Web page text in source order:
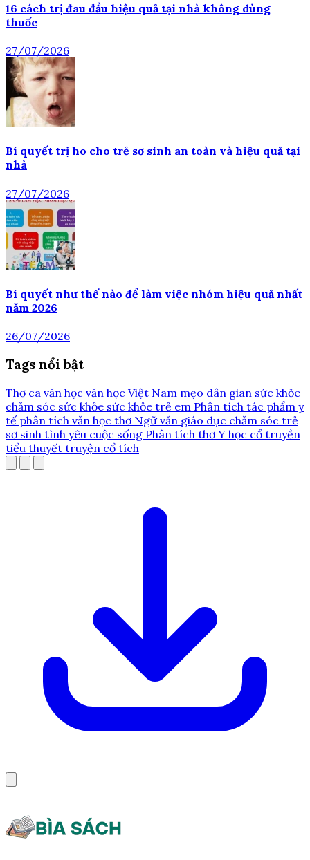
16 cách trị đau đầu hiệu quả tại nhà không dùng
thuốc
27/07/2026
Bí quyết trị ho cho trẻ sơ sinh an toàn và hiệu quả tại
nhà
27/07/2026
Bí quyết như thế nào để làm việc nhóm hiệu quả nhất
năm 2026
26/07/2026
Tags nổi bật
Thơ ca văn học văn học Việt Nam mẹo dân gian sức khỏe
chăm sóc sức khỏe sức khỏe trẻ em Phân tích tác phẩm y
tế phân tích văn học thơ Ngữ văn giáo dục chăm sóc trẻ
sơ sinh tình yêu cuộc sống Phân tích thơ Y học cổ truyền
tiểu thuyết truyện cổ tích